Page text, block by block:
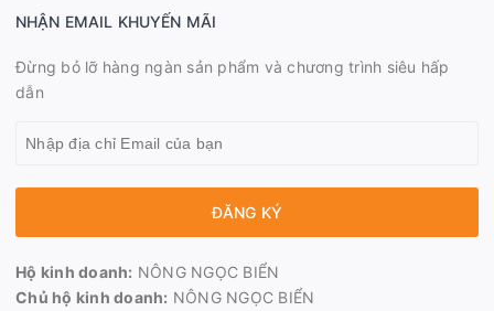
NHẬN EMAIL KHUYẾN MÃI
Đừng bỏ lỡ hàng ngàn sản phẩm và chương trình siêu hấp
dẫn
ĐĂNG KÝ
Hộ kinh doanh: NÔNG NGỌC BIỂN
Chủ hộ kinh doanh: NÔNG NGỌC BIỂN